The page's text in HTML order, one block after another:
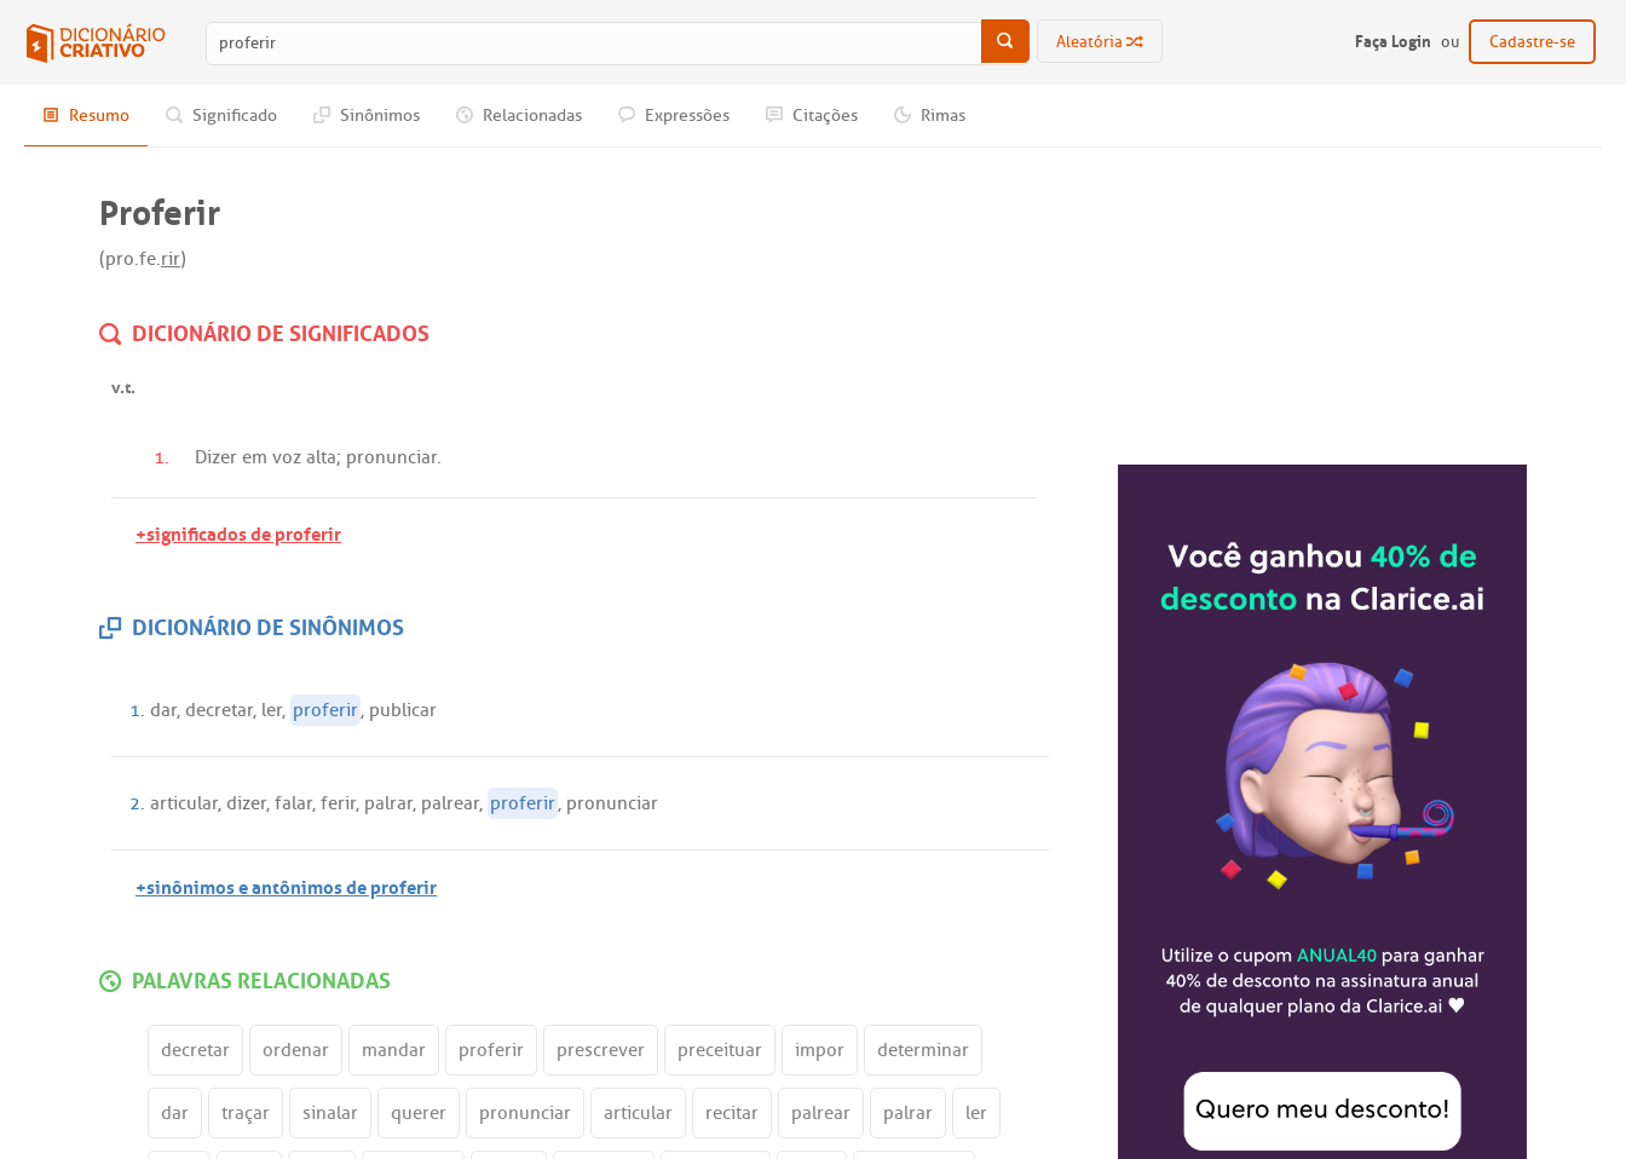
Aleatória Faça Login ou Cadastre-se
Resumo Significado Sinônimos Relacionadas Expressões Citações Rimas
Proferir
(pro.fe.rir)
DICIONÁRIO DE SIGNIFICADOS
v.t.
1. Dizer em voz alta; pronunciar.
+significados de proferir
DICIONÁRIO DE SINÔNIMOS
1. dar, decretar, ler, proferir, publicar
2. articular, dizer, falar, ferir, palrar, palrear, proferir, pronunciar
+sinônimos e antônimos de proferir
PALAVRAS RELACIONADAS
decretar ordenar mandar proferir prescrever preceituar impor determinar
dar traçar sinalar querer pronunciar articular recitar palrear palrar ler